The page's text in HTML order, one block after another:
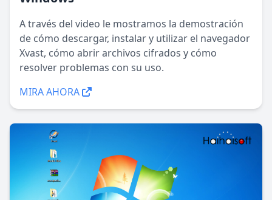
A través del video le mostramos la demostración
de cómo descargar, instalar y utilizar el navegador
Xvast, cómo abrir archivos cifrados y cómo
resolver problemas con su uso.
MIRA AHORA